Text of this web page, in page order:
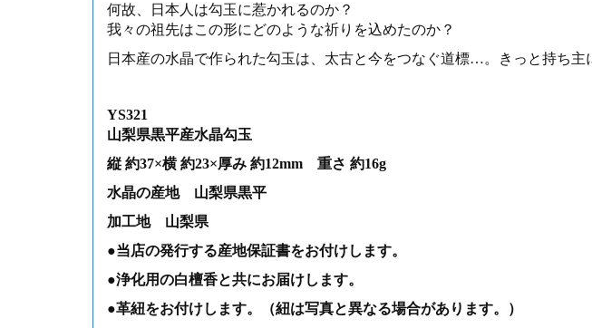
何故、日本人は勾玉に惹かれるのか？
我々の祖先はこの形にどのような祈りを込めたのか？
日本産の水晶で作られた勾玉は、太古と今をつなぐ道標…。きっと持ち主
YS321
山梨県黒平産水晶勾玉
縦 約37×横 約23×厚み 約12mm 重さ 約16g
水晶の産地 山梨県黒平
加工地 山梨県
●当店の発行する産地保証書をお付けします。
●浄化用の白檀香と共にお届けします。
●革紐をお付けします。（紐は写真と異なる場合があります。）